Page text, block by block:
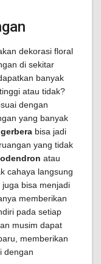
dekorasi floral
di sekitar
banyak
atau tidak?
dengan
yang banyak
gerbera bisa jadi
yang tidak
atau
cahaya langsung
bisa menjadi
memberikan
pada setiap
musim dapat
memberikan
dengan